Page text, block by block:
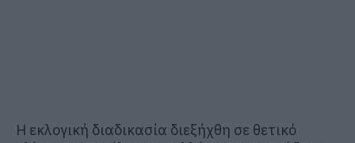
Η εκλογική διαδικασία διεξήχθη σε θετικό